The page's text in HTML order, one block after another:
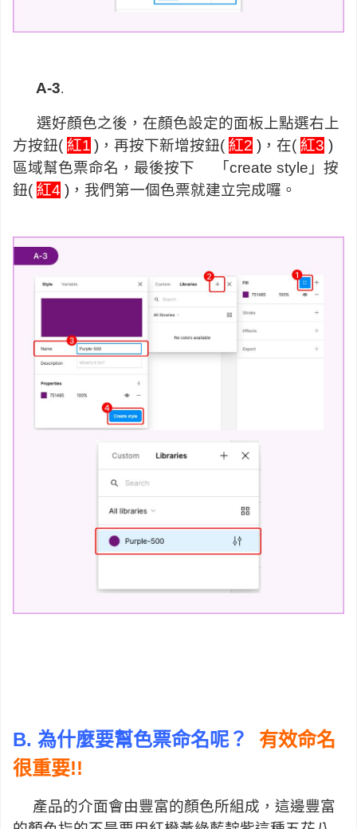
A-3.
選好顏色之後，在顏色設定的面板上點選右上
方按鈕( 紅1 ) ，再按下新增按鈕( 紅2 ) ，在( 紅3 )
區域幫色票命名，最後按下 「create style」按
鈕( 紅4 ) ，我們第一個色票就建立完成囉。
B. 為什麼要幫色票命名呢？ 有效命名
很重要!!
產品的介面會由豐富的顏色所組成，這邊豐富